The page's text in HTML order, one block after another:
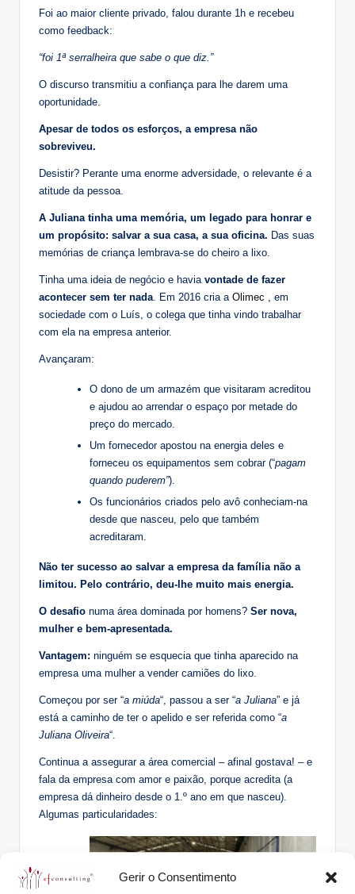
Gerir o Consentimento
Foi ao maior cliente privado, falou durante 1h e recebeu
como feedback:
“foi 1ª serralheira que sabe o que diz.”
O discurso transmitiu a confiança para lhe darem uma
oportunidade.
Apesar de todos os esforços, a empresa não
sobreviveu.
Desistir? Perante uma enorme adversidade, o relevante é a
atitude da pessoa.
A Juliana tinha uma memória, um legado para honrar e
um propósito: salvar a sua casa, a sua oficina. Das suas
memórias de criança lembrava-se do cheiro a lixo.
Tinha uma ideia de negócio e havia vontade de fazer
acontecer sem ter nada. Em 2016 cria a Olimec , em
sociedade com o Luís, o colega que tinha vindo trabalhar
com ela na empresa anterior.
Avançaram:
O dono de um armazém que visitaram acreditou
e ajudou ao arrendar o espaço por metade do
preço do mercado.
Um fornecedor apostou na energia deles e
forneceu os equipamentos sem cobrar (“pagam
quando puderem”).
Os funcionários criados pelo avô conheciam-na
desde que nasceu, pelo que também
acreditaram.
Não ter sucesso ao salvar a empresa da família não a
limitou. Pelo contrário, deu-lhe muito mais energia.
O desafio numa área dominada por homens? Ser nova,
mulher e bem-apresentada.
Vantagem: ninguém se esquecia que tinha aparecido na
empresa uma mulher a vender camiões do lixo.
Começou por ser “a miúda“, passou a ser “a Juliana” e já
está a caminho de ter o apelido e ser referida como “a
Juliana Oliveira“.
Continua a assegurar a área comercial – afinal gostava! – e
fala da empresa com amor e paixão, porque acredita (a
empresa dá dinheiro desde o 1.º ano em que nasceu).
Algumas particularidades: